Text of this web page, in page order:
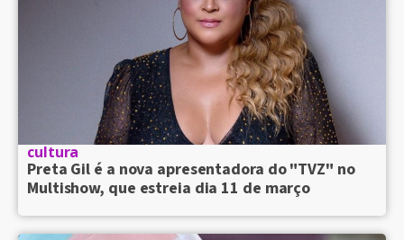
cultura
Preta Gil é a nova apresentadora do "TVZ" no
Multishow, que estreia dia 11 de março